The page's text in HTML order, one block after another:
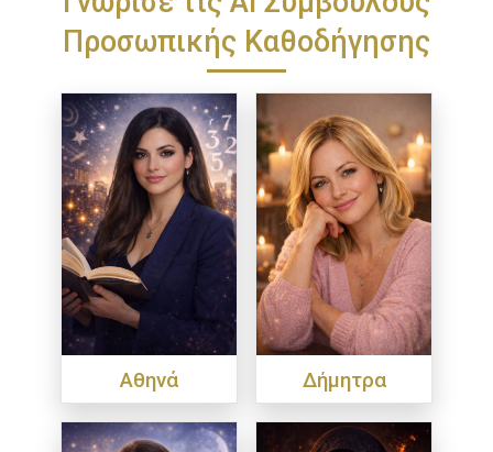
Προσωπικής Καθοδήγησης
Αθηνά Δήμητρα